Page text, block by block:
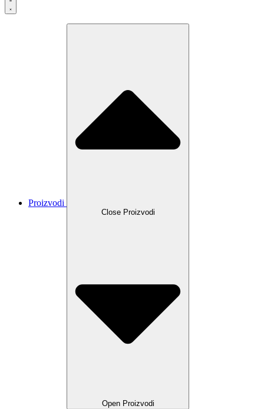
Proizvodi
Close Proizvodi
Open Proizvodi